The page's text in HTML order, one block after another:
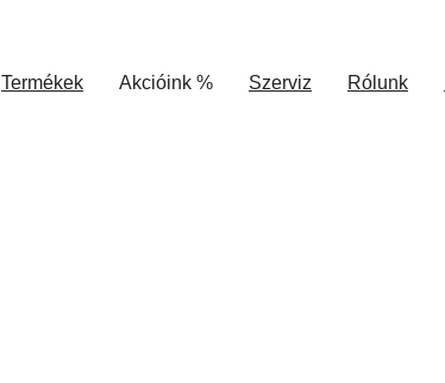
Termékek Akcióink % Szerviz Rólunk